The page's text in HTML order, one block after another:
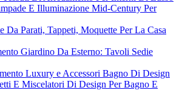
E Illuminazione Mid-Century Per
Da Parati, Tappeti, Moquette Per La Casa
Giardino Da Esterno: Tavoli Sedie
Luxury e Accessori Bagno Di Design
E Miscelatori Di Design Per Bagno E